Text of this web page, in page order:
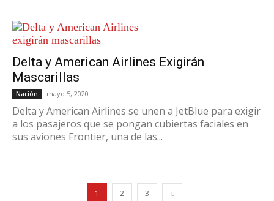
Delta y American Airlines Exigirán
Mascarillas
Nación mayo 5, 2020
Delta y American Airlines se unen a JetBlue para exigir
a los pasajeros que se pongan cubiertas faciales en
sus aviones Frontier, una de las...
1 2 3